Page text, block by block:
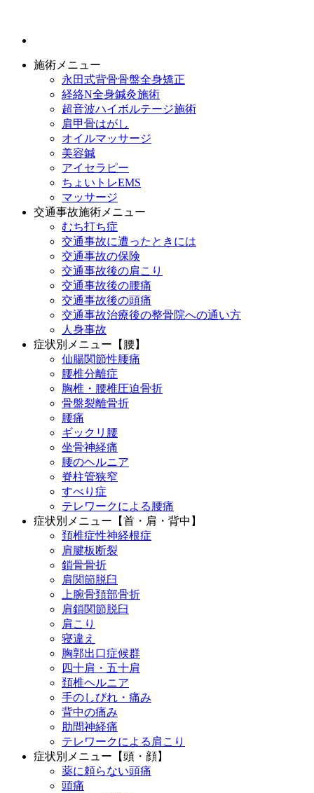
施術メニュー
永田式背骨骨盤全身矯正
経絡N全身鍼灸施術
超音波ハイボルテージ施術
肩甲骨はがし
オイルマッサージ
美容鍼
アイセラピー
ちょいトレEMS
マッサージ
交通事故施術メニュー
むち打ち症
交通事故に遭ったときには
交通事故の保険
交通事故後の肩こり
交通事故後の腰痛
交通事故後の頭痛
交通事故治療後の整骨院への通い方
人身事故
症状別メニュー【腰】
仙腸関節性腰痛
腰椎分離症
胸椎・腰椎圧迫骨折
骨盤裂離骨折
腰痛
ギックリ腰
坐骨神経痛
腰のヘルニア
脊柱管狭窄
すべり症
テレワークによる腰痛
症状別メニュー【首・肩・背中】
頚椎症性神経根症
肩腱板断裂
鎖骨骨折
肩関節脱臼
上腕骨頚部骨折
肩鎖関節脱臼
肩こり
寝違え
胸郭出口症候群
四十肩・五十肩
頚椎ヘルニア
手のしびれ・痛み
背中の痛み
肋間神経痛
テレワークによる肩こり
症状別メニュー【頭・顔】
薬に頼らない頭痛
頭痛